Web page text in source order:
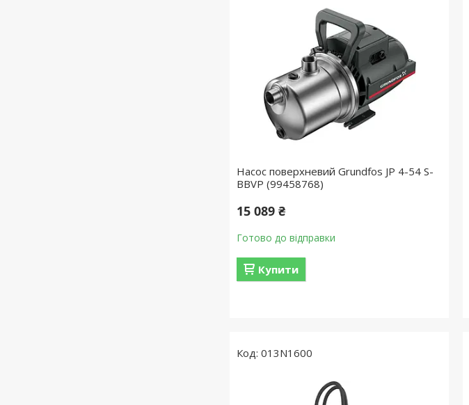
Насос поверхневий Grundfos JP 4-54 S-
BBVP (99458768)
15 089 ₴
Готово до відправки
Купити
013N1600